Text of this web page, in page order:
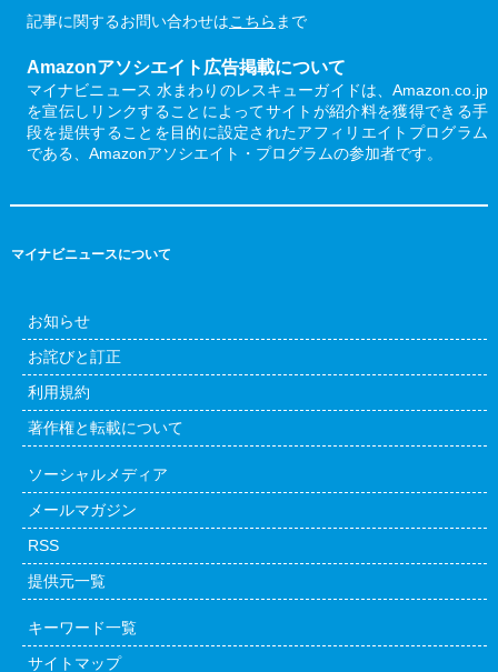
記事に関するお問い合わせはこちら まで
Amazonアソシエイト広告掲載について
マイナビニュース 水まわりのレスキューガイドは、Amazon.co.jp
を宣伝しリンクすることによってサイトが紹介料を獲得できる手
段を提供することを目的に設定されたアフィリエイトプログラム
である、Amazonアソシエイト・プログラムの参加者です。
マイナビニュースについて
お知らせ
お詫びと訂正
利用規約
著作権と転載について
ソーシャルメディア
メールマガジン
RSS
提供元一覧
キーワード一覧
サイトマップ